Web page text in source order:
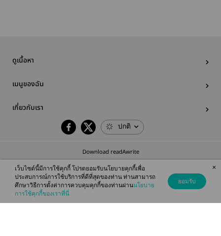
ดูเนื้อหา
เมนูของฉัน
เกี่ยวกับเรา
ปกติ
Download readAwrite
© 2026 readAwrite.com by MEB Corporation Public Company Limited
This site is protected by reCAPTCHA and the Google
เว็บไซต์นี้มีการใช้คุกกี้ โปรดยอมรับนโยบายคุกกี้เพื่อ
ประสบการณ์การใช้บริการที่ดีที่สุดของท่าน ท่านสามารถ
ศึกษาวิธีการตั้งค่าการควบคุมคุกกี้ของท่านผ่านนโยบาย
การใช้คุกกี้ของเราที่นี่
ยอมรับ
×